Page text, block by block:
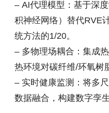
– AI代理模型：基于深
积神经网络）替代RVE
统方法的1/20。
– 多物理场耦合：集成
热环境对碳纤维/环氧树
– 实时健康监测：将多
数据融合，构建数字孪